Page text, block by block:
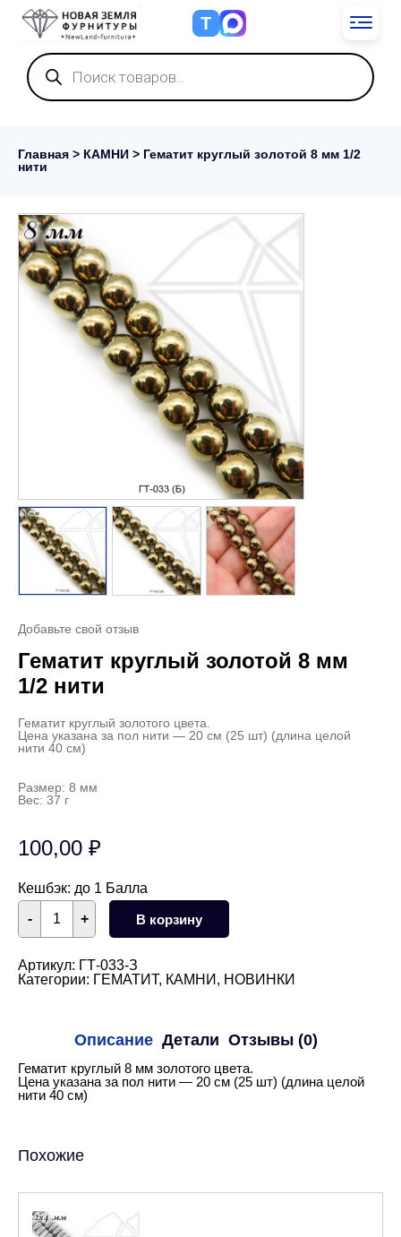
Т
Поиск
товаров
Главная > КАМНИ > Гематит круглый золотой 8 мм 1/2
нити
Добавьте свой отзыв
Гематит круглый золотой 8 мм
1/2 нити
Гематит круглый золотого цвета.
Цена указана за пол нити — 20 см (25 шт) (длина целой
нити 40 см)
Размер: 8 мм
Вес: 37 г
100,00 ₽
Кешбэк: до 1 Балла
+
Количество
товара
Гематит
золотой
8
- В корзину
Артикул: ГТ-033-З
Категории: ГЕМАТИТ, КАМНИ , НОВИНКИ
Описание Детали Отзывы (0)
Гематит круглый 8 мм золотого цвета.
Цена указана за пол нити — 20 см (25 шт) (длина целой
нити 40 см)
Похожие